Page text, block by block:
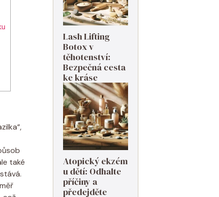
také
Lash Lifting
Botox v
těhotenství:
Bezpečná cesta
ke kráse
Atopický ekzém
u dětí: Odhalte
příčiny a
předejděte